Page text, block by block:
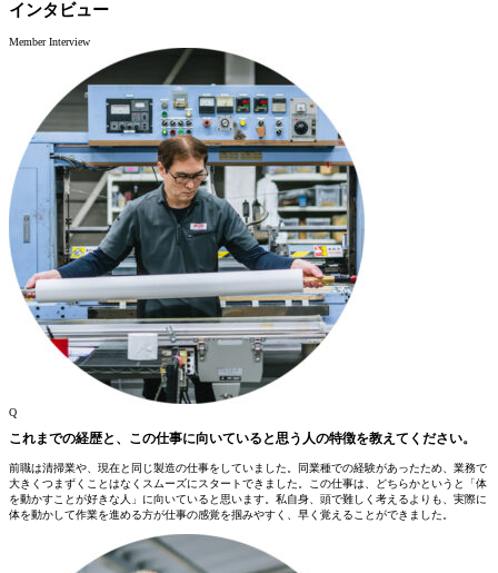
インタビュー
Member Interview
Q
これまでの経歴と、この仕事に向いていると思う人の特徴を教えてください。
前職は清掃業や、現在と同じ製造の仕事をしていました。同業種での経験があったため、業務で
大きくつまずくことはなくスムーズにスタートできました。この仕事は、どちらかというと「体
を動かすことが好きな人」に向いていると思います。私自身、頭で難しく考えるよりも、実際に
体を動かして作業を進める方が仕事の感覚を掴みやすく、早く覚えることができました。